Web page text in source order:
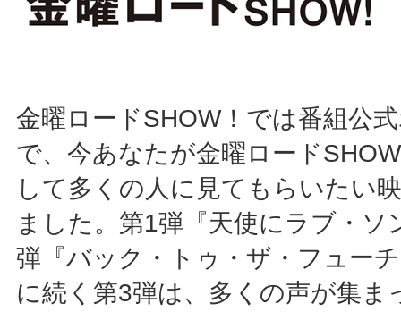
金曜ロードSHOW！では番組公
で、今あなたが金曜ロード
して多くの人に見てもらいたい
ました。第1弾『天使にラブ・
弾『バック・トゥ・ザ・フュー
に続く第3弾は、多くの声が集ま